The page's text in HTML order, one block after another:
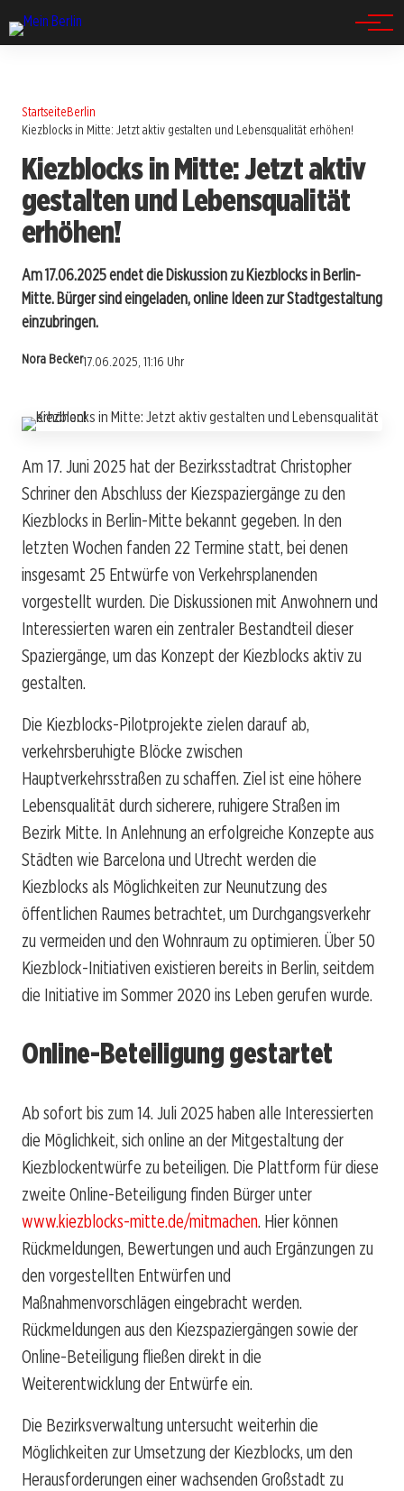
StartseiteBerlin
Kiezblocks in Mitte: Jetzt aktiv gestalten und Lebensqualität erhöhen!
Kiezblocks in Mitte: Jetzt aktiv
gestalten und Lebensqualität
erhöhen!
Am 17.06.2025 endet die Diskussion zu Kiezblocks in Berlin-
Mitte. Bürger sind eingeladen, online Ideen zur Stadtgestaltung
einzubringen.
Nora Becker17.06.2025, 11:16 Uhr
Am 17. Juni 2025 hat der Bezirksstadtrat Christopher
Schriner den Abschluss der Kiezspaziergänge zu den
Kiezblocks in Berlin-Mitte bekannt gegeben. In den
letzten Wochen fanden 22 Termine statt, bei denen
insgesamt 25 Entwürfe von Verkehrsplanenden
vorgestellt wurden. Die Diskussionen mit Anwohnern und
Interessierten waren ein zentraler Bestandteil dieser
Spaziergänge, um das Konzept der Kiezblocks aktiv zu
gestalten.
Die Kiezblocks-Pilotprojekte zielen darauf ab,
verkehrsberuhigte Blöcke zwischen
Hauptverkehrsstraßen zu schaffen. Ziel ist eine höhere
Lebensqualität durch sicherere, ruhigere Straßen im
Bezirk Mitte. In Anlehnung an erfolgreiche Konzepte aus
Städten wie Barcelona und Utrecht werden die
Kiezblocks als Möglichkeiten zur Neunutzung des
öffentlichen Raumes betrachtet, um Durchgangsverkehr
zu vermeiden und den Wohnraum zu optimieren. Über 50
Kiezblock-Initiativen existieren bereits in Berlin, seitdem
die Initiative im Sommer 2020 ins Leben gerufen wurde.
Online-Beteiligung gestartet
Ab sofort bis zum 14. Juli 2025 haben alle Interessierten
die Möglichkeit, sich online an der Mitgestaltung der
Kiezblockentwürfe zu beteiligen. Die Plattform für diese
zweite Online-Beteiligung finden Bürger unter
www.kiezblocks-mitte.de/mitmachen. Hier können
Rückmeldungen, Bewertungen und auch Ergänzungen zu
den vorgestellten Entwürfen und
Maßnahmenvorschlägen eingebracht werden.
Rückmeldungen aus den Kiezspaziergängen sowie der
Online-Beteiligung fließen direkt in die
Weiterentwicklung der Entwürfe ein.
Die Bezirksverwaltung untersucht weiterhin die
Möglichkeiten zur Umsetzung der Kiezblocks, um den
Herausforderungen einer wachsenden Großstadt zu